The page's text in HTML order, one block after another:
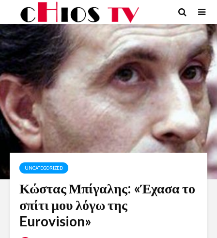
UNCATEGORIZED
Κώστας Μπίγαλης: «Έχασα το
σπίτι μου λόγω της
Eurovision»